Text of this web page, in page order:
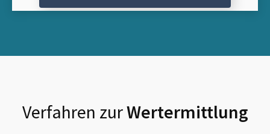
Verfahren zurWertermittlung